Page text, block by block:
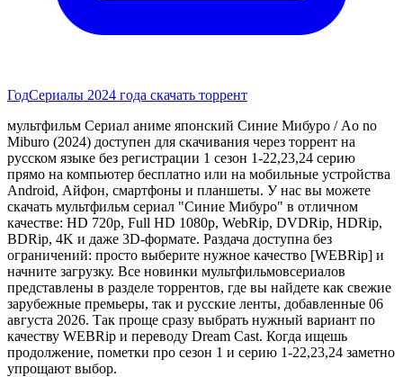
ГодСериалы 2024 года скачать торрент
мультфильм Сериал аниме японский Синие Мибуро / Ao no
Miburo (2024) доступен для скачивания через торрент на
русском языке без регистрации 1 сезон 1-22,23,24 серию
прямо на компьютер бесплатно или на мобильные устройства
Android, Айфон, смартфоны и планшеты. У нас вы можете
скачать мультфильм сериал "Синие Мибуро" в отличном
качестве: HD 720p, Full HD 1080p, WebRip, DVDRip, HDRip,
BDRip, 4K и даже 3D-формате. Раздача доступна без
ограничений: просто выберите нужное качество [WEBRip] и
начните загрузку. Все новинки мультфильмовсериалов
представлены в разделе торрентов, где вы найдете как свежие
зарубежные премьеры, так и русские ленты, добавленные 06
августа 2026. Так проще сразу выбрать нужный вариант по
качеству WEBRip и переводу Dream Cast. Когда ищешь
продолжение, пометки про сезон 1 и серию 1-22,23,24 заметно
упрощают выбор.